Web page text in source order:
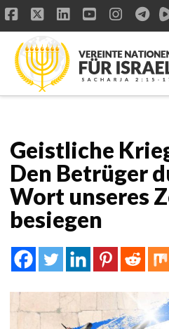
Facebook
X LinkedIn
YouTube
Geistliche
Den Betrüger
Wort unseres
besiegen